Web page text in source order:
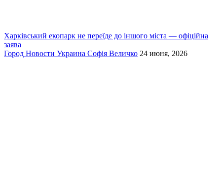
Харківський екопарк не переїде до іншого міста — офіційна
заява
Город Новости Украина Софія Величко 24 июня, 2026